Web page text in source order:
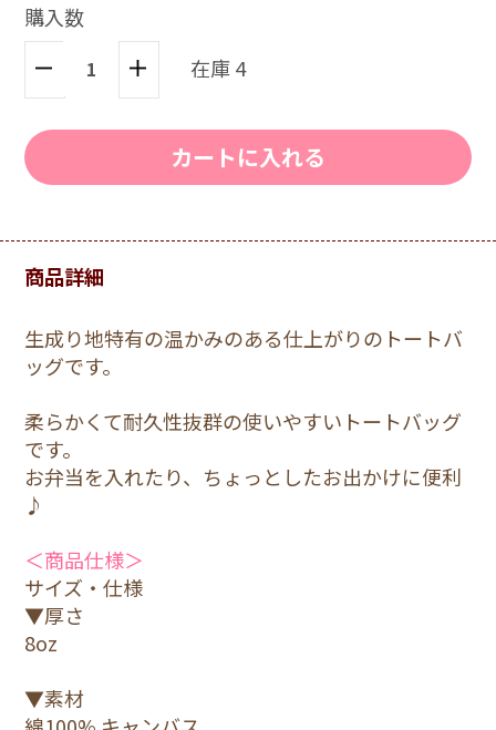
購入数
在庫 4
カートに入れる
商品詳細
生成り地特有の温かみのある仕上がりのトートバ
ッグです。
柔らかくて耐久性抜群の使いやすいトートバッグ
です。
お弁当を入れたり、ちょっとしたお出かけに便利
♪
＜商品仕様＞
サイズ・仕様
▼厚さ
8oz
▼素材